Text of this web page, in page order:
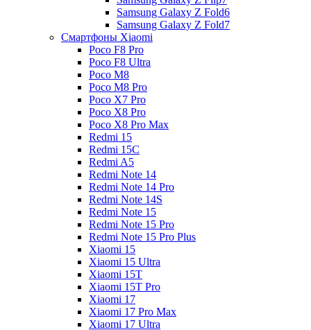
Samsung Galaxy Z Fold6
Samsung Galaxy Z Fold7
Смартфоны Xiaomi
Poco F8 Pro
Poco F8 Ultra
Poco M8
Poco M8 Pro
Poco X7 Pro
Poco X8 Pro
Poco X8 Pro Max
Redmi 15
Redmi 15C
Redmi A5
Redmi Note 14
Redmi Note 14 Pro
Redmi Note 14S
Redmi Note 15
Redmi Note 15 Pro
Redmi Note 15 Pro Plus
Xiaomi 15
Xiaomi 15 Ultra
Xiaomi 15T
Xiaomi 15T Pro
Xiaomi 17
Xiaomi 17 Pro Max
Xiaomi 17 Ultra